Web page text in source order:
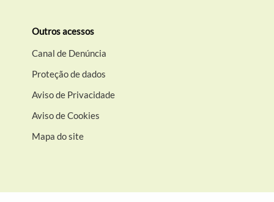
Outros acessos
Canal de Denúncia
Proteção de dados
Aviso de Privacidade
Aviso de Cookies
Mapa do site